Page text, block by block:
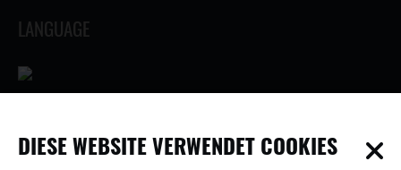
LANGUAGE
INFORMATIONEN
DIESE WEBSITE VERWENDET COOKIES